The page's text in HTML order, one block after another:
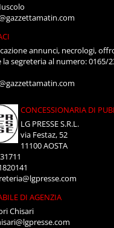
annunci, necrologi,
segreteria al numero: 0165/
CONCESSIONARIA DI
LG PRESSE S.R.L.
via Festaz, 52
11100 AOSTA
DI AGENZIA
Chisari